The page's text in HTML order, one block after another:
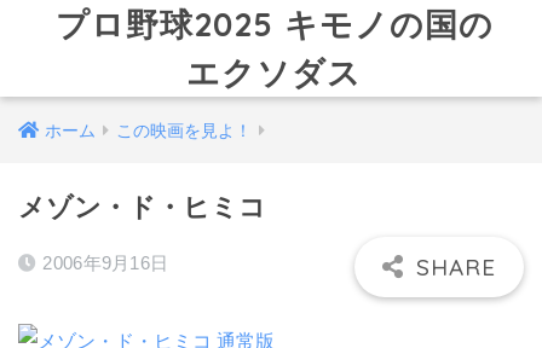
プロ野球2025 キモノの国の
エクソダス
ホーム この映画を見よ！
メゾン・ド・ヒミコ
2006年9月16日